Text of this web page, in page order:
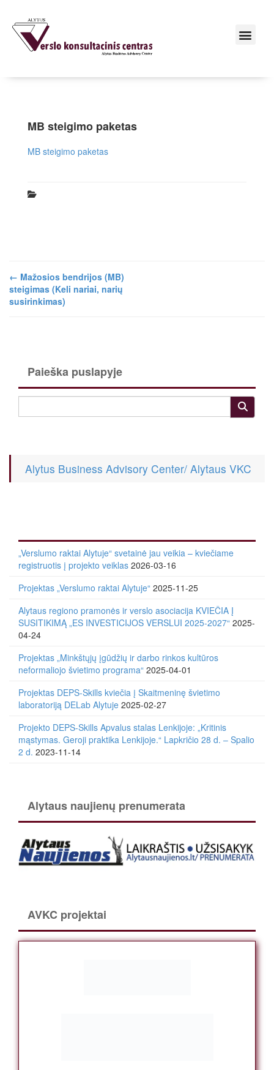
MB steigimo paketas
MB steigimo paketas
← Mažosios bendrijos (MB)
steigimas (Keli nariai, narių
susirinkimas)
Paieška puslapyje
Alytus Business Advisory Center/ Alytaus VKC
„Verslumo raktai Alytuje“ svetainė jau veikia – kviečiame
registruotis į projekto veiklas 2026-03-16
Projektas „Verslumo raktai Alytuje“ 2025-11-25
Alytaus regiono pramonės ir verslo asociacija KVIEČIA Į
SUSITIKIMĄ „ES INVESTICIJOS VERSLUI 2025-2027“ 2025-
04-24
Projektas „Minkštųjų įgūdžių ir darbo rinkos kultūros
neformaliojo švietimo programa“ 2025-04-01
Projektas DEPS-Skills kviečia į Skaitmeninę švietimo
laboratoriją DELab Alytuje 2025-02-27
Projekto DEPS-Skills Apvalus stalas Lenkijoje: „Kritinis
mąstymas. Geroji praktika Lenkijoje.“ Lapkričio 28 d. – Spalio
2 d. 2023-11-14
Alytaus naujienų prenumerata
AVKC projektai